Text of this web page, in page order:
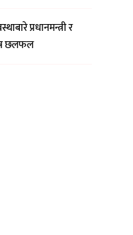
प्रधानमन्त्री र
छलफल